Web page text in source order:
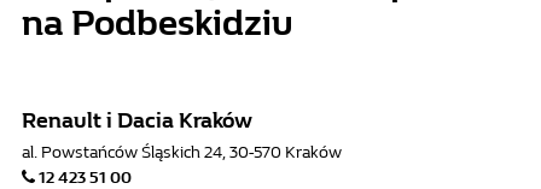
na Podbeskidziu
Renault i Dacia Kraków
al. Powstańców Śląskich 24, 30-570 Kraków
12 423 51 00